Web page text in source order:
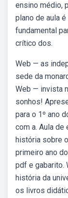
ensino médio,
plano de aula
fundamental
crítico dos.
Web — as
sede da
Web — invista
sonhos!
para o 1º ano
com a. Aula
história sobre
primeiro ano
pdf e gabarito.
história da
os livros